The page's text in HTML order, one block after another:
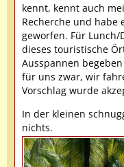
kennt, kennt auch
Recherche und habe
geworfen. Für
dieses touristische
Ausspannen
für uns zwar, wir
Vorschlag wurde
In der kleinen
nichts.